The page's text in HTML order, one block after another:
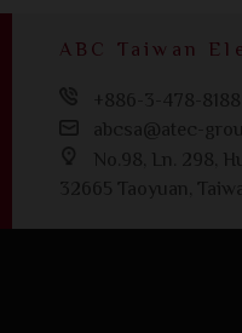
ABC Taiwan
+886-3-478-8188
abcsa@atec-
No.98, Ln. 298,
32665 Taoyuan,